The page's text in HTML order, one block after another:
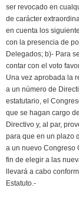
ser revocado en
de carácter
en cuenta los
con la presencia de
Delegados; b)- Para
contar con el voto
Una vez aprobada la
a un número de
estatutario, el
que se hagan cargo
Directivo y, al par,
para que en un plazo
a un nuevo Congreso
fin de elegir a las
llevará a cabo
Estatuto.-